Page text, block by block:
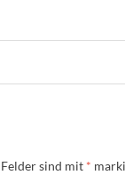
sind mit *